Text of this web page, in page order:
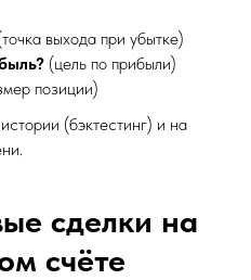
выхода при убытке)
(цель по прибыли)
позиции)
(бэктестинг) и на
сделки на
счёте